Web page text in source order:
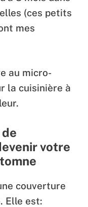
(ces petits
mes
au micro-
la cuisinière à
votre
couverture
Elle est: